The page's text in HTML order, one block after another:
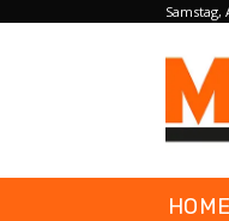
Samstag,
HOME